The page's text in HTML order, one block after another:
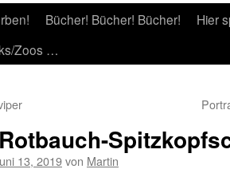
Bücher! Bücher! Bücher!
Hier
Zoos …
13, 2019von Martin